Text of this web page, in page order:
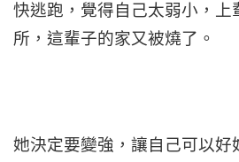
快逃跑，覺得自己太弱小，上
所，這輩子的家又被燒了。
她決定要變強，讓自己可以好